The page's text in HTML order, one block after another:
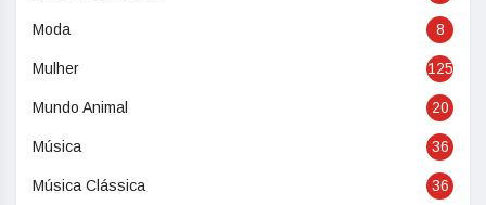
Moda 8
Mulher 125
Mundo Animal 20
Música 36
Música Clássica 36